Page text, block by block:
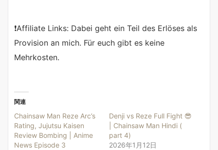
❗️Affiliate Links: Dabei geht ein Teil des Erlöses als
Provision an mich. Für euch gibt es keine
Mehrkosten.
関連
Chainsaw Man Reze Arc’s
Rating, Jujutsu Kaisen
Review Bombing | Anime
News Episode 3
Denji vs Reze Full Fight 😎
| Chainsaw Man Hindi (
part 4)
2026年1月12日